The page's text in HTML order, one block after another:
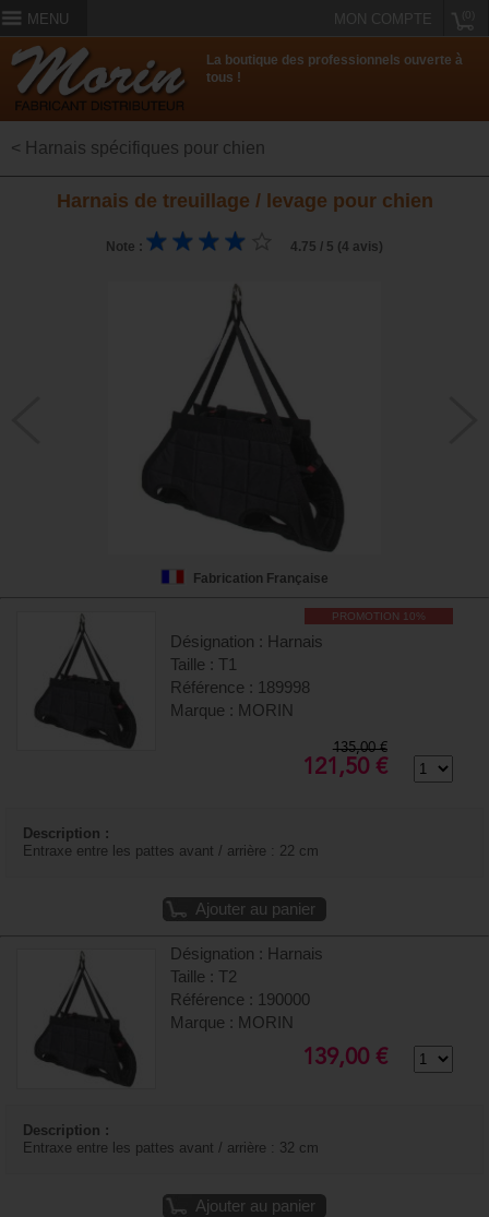
MENU MON COMPTE
La boutique des professionnels ouverte à
tous !
< Harnais spécifiques pour chien
Harnais de treuillage / levage pour chien
Note : 4.75 / 5 (4 avis)
Fabrication Française
PROMOTION 10%
Désignation : Harnais
Taille : T1
Référence : 189998
Marque : MORIN
135,00 €
121,50 €
Description :
Entraxe entre les pattes avant / arrière : 22 cm
Ajouter au panier
Désignation : Harnais
Taille : T2
Référence : 190000
Marque : MORIN
139,00 €
Description :
Entraxe entre les pattes avant / arrière : 32 cm
Ajouter au panier